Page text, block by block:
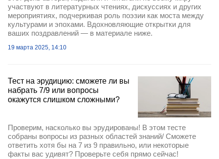
участвуют в литературных чтениях, дискуссиях и других
мероприятиях, подчеркивая роль поэзии как моста между
культурами и эпохами. Вдохновляющие открытки для
ваших поздравлений — в материале ниже.
19 марта 2025, 14:10
Тест на эрудицию: сможете ли вы
набрать 7/9 или вопросы
окажутся слишком сложными?
Проверим, насколько вы эрудированы! В этом тесте
собраны вопросы из разных областей знаний/ Сможете
ответить хотя бы на 7 из 9 правильно, или некоторые
факты вас удивят? Проверьте себя прямо сейчас!